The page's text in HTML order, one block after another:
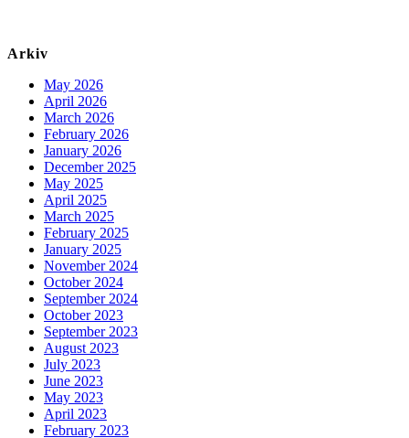
Arkiv
May 2026
April 2026
March 2026
February 2026
January 2026
December 2025
May 2025
April 2025
March 2025
February 2025
January 2025
November 2024
October 2024
September 2024
October 2023
September 2023
August 2023
July 2023
June 2023
May 2023
April 2023
February 2023